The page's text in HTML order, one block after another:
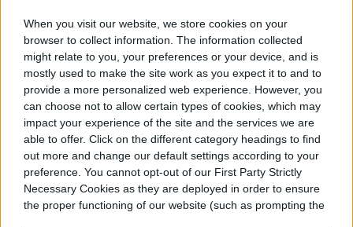
When you visit our website, we store cookies on your
browser to collect information. The information collected
might relate to you, your preferences or your device, and is
mostly used to make the site work as you expect it to and to
provide a more personalized web experience. However, you
can choose not to allow certain types of cookies, which may
impact your experience of the site and the services we are
able to offer. Click on the different category headings to find
out more and change our default settings according to your
preference. You cannot opt-out of our First Party Strictly
Necessary Cookies as they are deployed in order to ensure
the proper functioning of our website (such as prompting the
atento para no caer